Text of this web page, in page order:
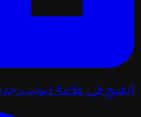
في علامة تبويب جديدة)